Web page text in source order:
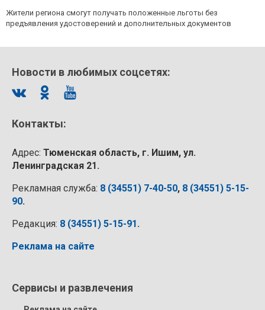
Жители региона смогут получать положенные льготы без
предъявления удостоверений и дополнительных документов
Новости в любимых соцсетях:
Контакты:
Адрес: Тюменская область, г. Ишим, ул.
Ленинградская 21.
Рекламная служба: 8 (34551) 7-40-50, 8 (34551) 5-15-
90.
Редакция: 8 (34551) 5-15-91.
Реклама на сайте
Сервисы и развлечения